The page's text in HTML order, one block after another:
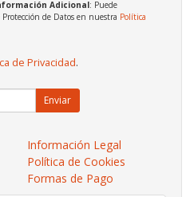
Adicional: Puede
de Datos en nuestra Política
de Privacidad.
Enviar
Información Legal
Política de Cookies
Formas de Pago